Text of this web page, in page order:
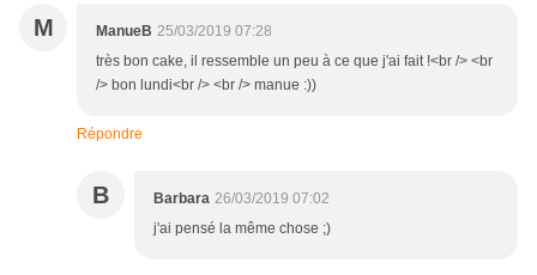
M ManueB 25/03/2019 07:28
très bon cake, il ressemble un peu à ce que j'ai fait !<br /> <br
/> bon lundi<br /> <br /> manue :))
Répondre
B Barbara 26/03/2019 07:02
j'ai pensé la même chose ;)